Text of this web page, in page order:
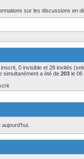
sur les discussions en
0 invisible et 28 invités
simultanément a été de 203 le 06